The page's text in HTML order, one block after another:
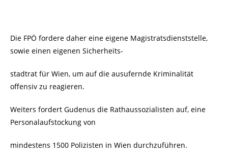
Die FPÖ fordere daher eine eigene Magistratsdienststelle,
sowie einen eigenen Sicherheits-
stadtrat für Wien, um auf die ausufernde Kriminalität
offensiv zu reagieren.
Weiters fordert Gudenus die Rathaussozialisten auf, eine
Personalaufstockung von
mindestens 1500 Polizisten in Wien durchzuführen.